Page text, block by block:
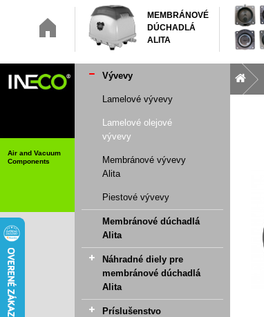
Air and Vacuum
Components
MEMBRÁNOVÉ
DÚCHADLÁ
ALITA
Vývevy
Lamelové vývevy
Lamelové olejové
vývevy
Membránové vývevy
Alita
Piestové vývevy
Membránové dúchadlá
Alita
Náhradné diely pre
membránové dúchadlá
Alita
Príslušenstvo